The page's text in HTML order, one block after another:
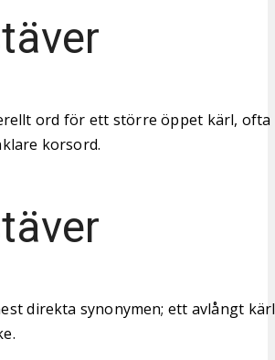
ord för ett större öppet kärl, ofta
korsord.
direkta synonymen; ett avlångt